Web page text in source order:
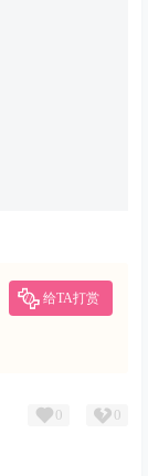
给TA打赏
0 0